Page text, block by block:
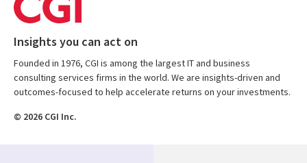
Insights you can act on
Founded in 1976, CGI is among the largest IT and business
consulting services firms in the world. We are insights-driven and
outcomes-focused to help accelerate returns on your investments.
© 2026 CGI Inc.